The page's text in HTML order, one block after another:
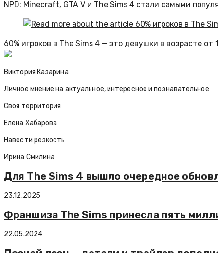
NPD: Minecraft, GTA V и The Sims 4 стали самыми
60% игроков в The Sims 4 — это девушки в возрасте от
Виктория Казарина
Личное мнение на актуальное, интересное и познавательное
Своя территория
Елена Хабарова
Навести резкость
Ирина Смилина
Для The Sims 4 вышло очередное
23.12.2025
Франшиза The Sims принесла пять
22.05.2024